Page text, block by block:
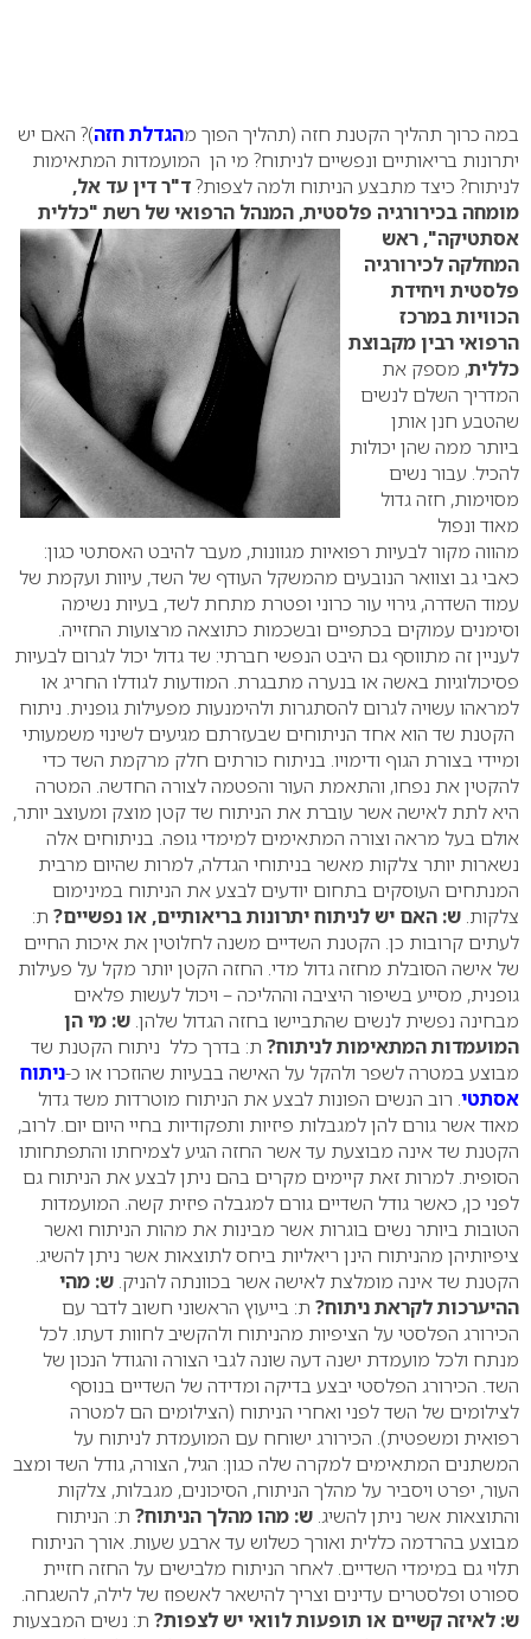
במה כרוך תהליך הקטנת חזה (תהליך הפוך מהגדלת חזה)? האם יש
יתרונות בריאותיים ונפשיים לניתוח? מי הן המועמדות המתאימות
לניתוח? כיצד מתבצע הניתוח ולמה לצפות?ד"ר דין עד אל,
מומחה בכירורגיה פלסטית, המנהל הרפואי של רשת "כללית
אסתטיקה", ראש
המחלקה לכירורגיה
פלסטית ויחידת
הכוויות במרכז
הרפואי רבין מקבוצת
כללית, מספק את
המדריך השלם לנשים
שהטבע חנן אותן
ביותר ממה שהן יכולות
להכיל. עבור נשים
מסוימות, חזה גדול
מאוד ונפול
מהווה מקור לבעיות רפואיות מגוונות, מעבר להיבט האסתטי כגון:
כאבי גב וצוואר הנובעים מהמשקל העודף של השד, עיוות ועקמת של
עמוד השדרה, גירוי עור כרוני ופטרת מתחת לשד, בעיות נשימה
וסימנים עמוקים בכתפיים ובשכמות כתוצאה מרצועות החזייה.
לעניין זה מתווסף גם היבט הנפשי חברתי: שד גדול יכול לגרום לבעיות
פסיכולוגיות באשה או בנערה מתבגרת. המודעות לגודלו החריג או
למראהו עשויה לגרום להסתגרות ולהימנעות מפעילות גופנית. ניתוח
הקטנת שד הוא אחד הניתוחים שבעזרתם מגיעים לשינוי משמעותי
ומיידי בצורת הגוף ודימויו. בניתוח כורתים חלק מרקמת השד כדי
להקטין את נפחו, והתאמת העור והפטמה לצורה החדשה. המטרה
היא לתת לאישה אשר עוברת את הניתוח שד קטן מוצק ומעוצב יותר,
אולם בעל מראה וצורה המתאימים למימדי גופה. בניתוחים אלה
נשארות יותר צלקות מאשר בניתוחי הגדלה, למרות שהיום מרבית
המנתחים העוסקים בתחום יודעים לבצע את הניתוח במינימום
צלקות. ש: האם יש לניתוח יתרונות בריאותיים, או נפשיים? ת:
לעתים קרובות כן. הקטנת השדיים משנה לחלוטין את איכות החיים
של אישה הסובלת מחזה גדול מדי. החזה הקטן יותר מקל על פעילות
גופנית, מסייע בשיפור היציבה וההליכה – ויכול לעשות פלאים
מבחינה נפשית לנשים שהתביישו בחזה הגדול שלהן. ש: מי הן
המועמדות המתאימות לניתוח? ת: בדרך כלל ניתוח הקטנת שד
מבוצע במטרה לשפר ולהקל על האישה בבעיות שהוזכרו או כ-ניתוח
אסתטי. רוב הנשים הפונות לבצע את הניתוח מוטרדות משד גדול
מאוד אשר גורם להן למגבלות פיזיות ותפקודיות בחיי היום יום. לרוב,
הקטנת שד אינה מבוצעת עד אשר החזה הגיע לצמיחתו והתפתחותו
הסופית. למרות זאת קיימים מקרים בהם ניתן לבצע את הניתוח גם
לפני כן, כאשר גודל השדיים גורם למגבלה פיזית קשה. המועמדות
הטובות ביותר נשים בוגרות אשר מבינות את מהות הניתוח ואשר
ציפיותיהן מהניתוח הינן ריאליות ביחס לתוצאות אשר ניתן להשיג.
הקטנת שד אינה מומלצת לאישה אשר בכוונתה להניק. ש: מהי
ההיערכות לקראת ניתוח? ת: בייעוץ הראשוני חשוב לדבר עם
הכירורג הפלסטי על הציפיות מהניתוח ולהקשיב לחוות דעתו. לכל
מנתח ולכל מועמדת ישנה דעה שונה לגבי הצורה והגודל הנכון של
השד. הכירורג הפלסטי יבצע בדיקה ומדידה של השדיים בנוסף
לצילומים של השד לפני ואחרי הניתוח (הצילומים הם למטרה
רפואית ומשפטית). הכירורג ישוחח עם המועמדת לניתוח על
המשתנים המתאימים למקרה שלה כגון: הגיל, הצורה, גודל השד ומצב
העור, יפרט ויסביר על מהלך הניתוח, הסיכונים, מגבלות, צלקות
והתוצאות אשר ניתן להשיג. ש: מהו מהלך הניתוח? ת: הניתוח
מבוצע בהרדמה כללית ואורך כשלוש עד ארבע שעות. אורך הניתוח
תלוי גם במימדי השדיים. לאחר הניתוח מלבישים על החזה חזיית
ספורט ופלסטרים עדינים וצריך להישאר לאשפוז של לילה, להשגחה.
ש: לאיזה קשיים או תופעות לוואי יש לצפות? ת: נשים המבצעות